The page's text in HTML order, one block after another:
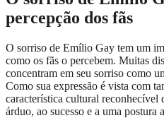
percepção dos fãs
O sorriso de Emílio Gay tem um
como os fãs o percebem. Muitas
concentram em seu sorriso como
Como sua expressão é vista com
característica cultural reconhecível
árduo, ao sucesso e a uma postura